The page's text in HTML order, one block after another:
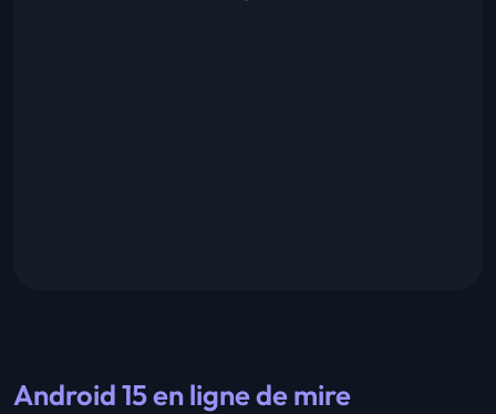
Android 15 en ligne de mire